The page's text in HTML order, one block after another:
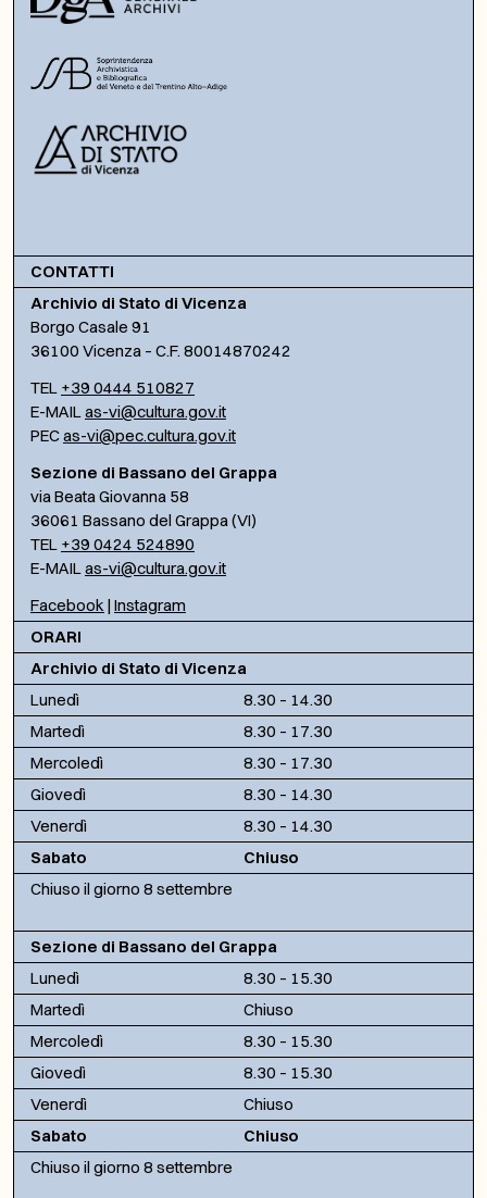
CONTATTI
Archivio di Stato di Vicenza
Borgo Casale 91
36100 Vicenza – C.F. 80014870242
TEL +39 0444 510827
E-MAILas-vi@cultura.gov.it
PECas-vi@pec.cultura.gov.it
Sezione di Bassano del Grappa
via Beata Giovanna 58
36061 Bassano del Grappa (VI)
TEL +39 0424 524890
E-MAILas-vi@cultura.gov.it
Facebook | Instagram
ORARI
Archivio di Stato di Vicenza
Lunedì
8.30 – 14.30
Martedì
8.30 – 17.30
Mercoledì
8.30 – 17.30
Giovedì
8.30 – 14.30
Venerdì
8.30 – 14.30
Sabato
Chiuso
Chiuso il giorno 8 settembre
Sezione di Bassano del Grappa
Lunedì
8.30 – 15.30
Martedì
Chiuso
Mercoledì
8.30 – 15.30
Giovedì
8.30 – 15.30
Venerdì
Chiuso
Sabato
Chiuso
Chiuso il giorno 8 settembre